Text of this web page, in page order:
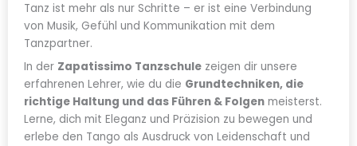
Tanz ist mehr als nur Schritte – er ist eine Verbindung
von Musik, Gefühl und Kommunikation mit dem
Tanzpartner.
In der Zapatissimo Tanzschule zeigen dir unsere
erfahrenen Lehrer, wie du die Grundtechniken, die
richtige Haltung und das Führen & Folgen meisterst.
Lerne, dich mit Eleganz und Präzision zu bewegen und
erlebe den Tango als Ausdruck von Leidenschaft und